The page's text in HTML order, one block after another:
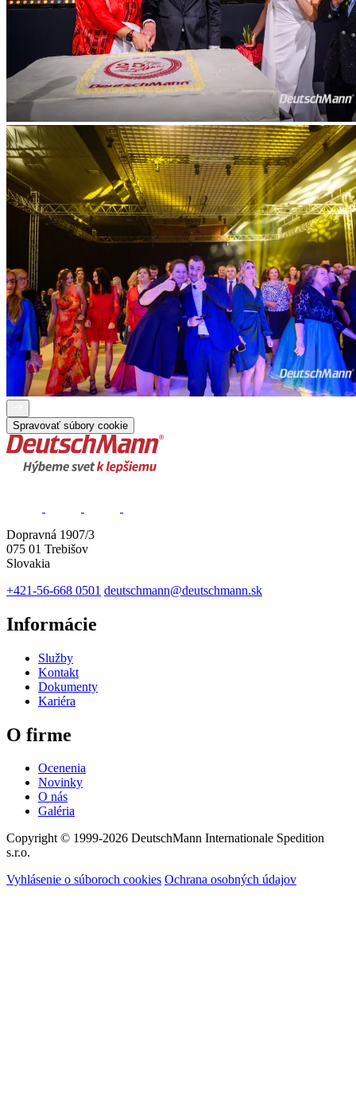
Spravovať súbory cookie
Dopravná 1907/3
075 01 Trebišov
Slovakia
+421-56-668 0501 deutschmann@deutschmann.sk
Informácie
Služby
Kontakt
Dokumenty
Kariéra
O firme
Ocenenia
Novinky
O nás
Galéria
Copyright © 1999-2026 DeutschMann Internationale Spedition
s.r.o.
Vyhlásenie o súboroch cookies Ochrana osobných údajov